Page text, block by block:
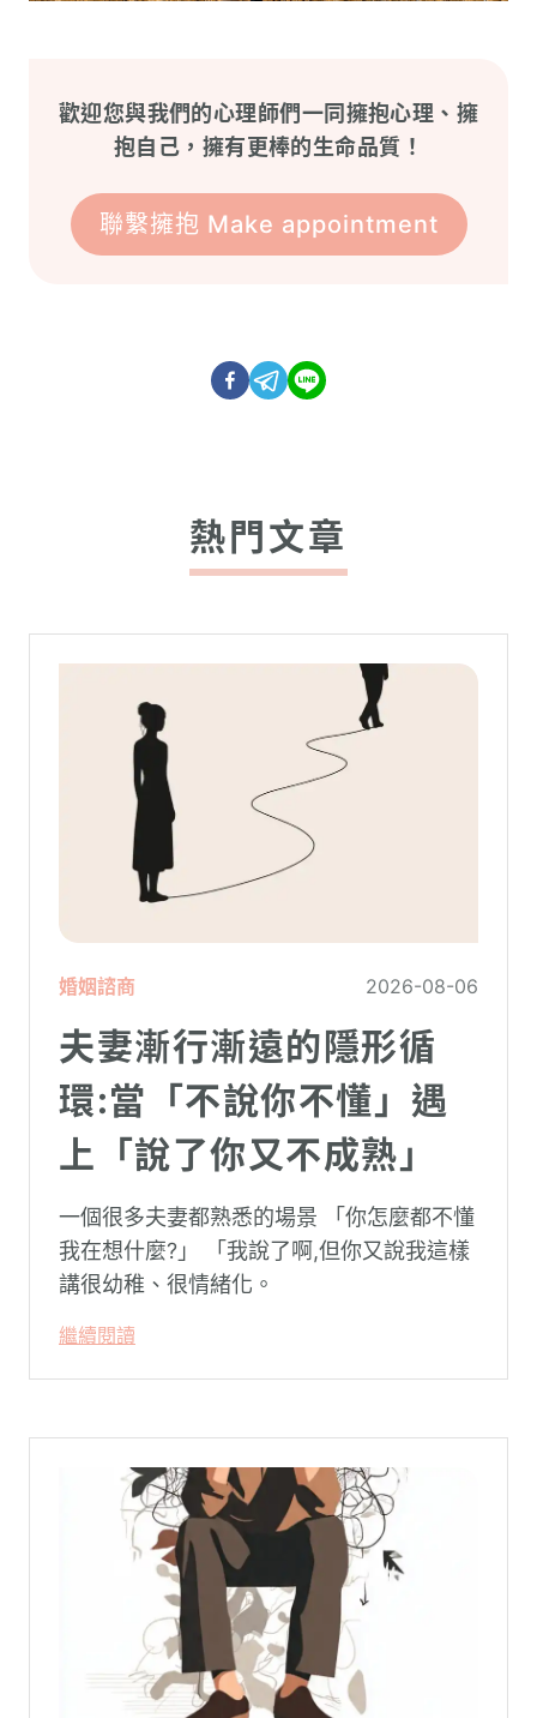
歡迎您與我們的心理師們一同擁抱心理、擁
抱自己，擁有更棒的生命品質！
聯繫擁抱 Make appointment
熱門文章
婚姻諮商 2026-08-06
夫妻漸行漸遠的隱形循
環:當「不說你不懂」遇
上「說了你又不成熟」
一個很多夫妻都熟悉的場景 「你怎麼都不懂
我在想什麼?」 「我說了啊,但你又說我這樣
講很幼稚、很情緒化。
繼續閱讀